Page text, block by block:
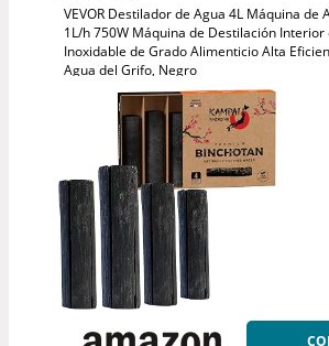
VEVOR Destilador de Agua 4L Máquina de
1L/h 750W Máquina de Destilación Interior
Inoxidable de Grado Alimenticio Alta
Agua del Grifo, Negro